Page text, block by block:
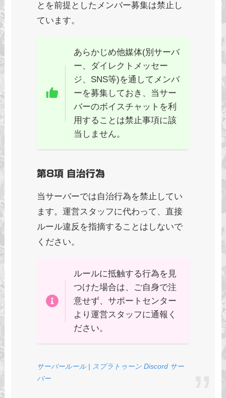
とを前提としたメンバー募集は禁止し
ています。
あらかじめ他媒体(別サーバ
ー、ダイレクトメッセー
ジ、SNS等)を通してメンバ
ーを募集しておき、当サー
バーのボイスチャットを利
用することは禁止事項に該
当しません。
第8項 自治行為
当サーバーでは自治行為を禁止してい
ます。運営スタッフに代わって、直接
ルール違反を指摘することはしないで
ください。
ルールに抵触する行為を見
つけた場合は、ご自身で注
意せず、サポートセンター
より運営スタッフに通報く
ださい。
サーバールール | スプラトゥーン Discord サー
バー